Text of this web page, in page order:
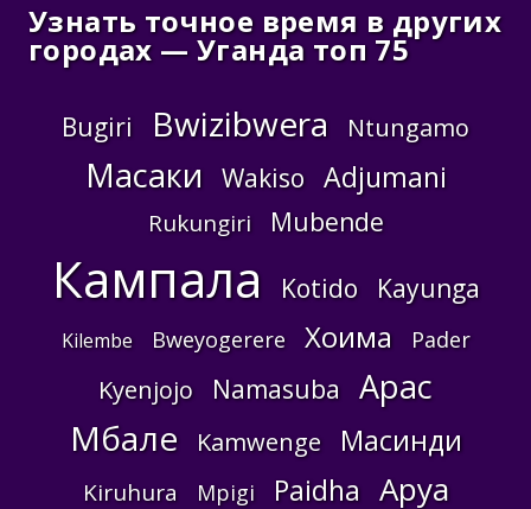
Узнать точное время в других
городах — Уганда топ 75
Bugiri Bwizibwera Ntungamo
Масаки Wakiso Adjumani
Rukungiri Mubende
Кампала Kotido Kayunga
Kilembe Bweyogerere Хоима Pader
Kyenjojo Namasuba Apac
Мбале Kamwenge Масинди
Kiruhura Mpigi Paidha Аруа